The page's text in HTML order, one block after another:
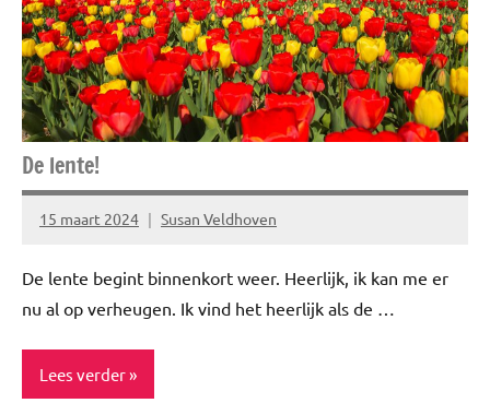
gecategoriseerd
Spiritualiteit
Spiritualiteit
&
De lente!
15 maart 2024 Susan Veldhoven
Geen
De lente begint binnenkort weer. Heerlijk, ik kan me er
nu al op verheugen. Ik vind het heerlijk als de …
Lees verder